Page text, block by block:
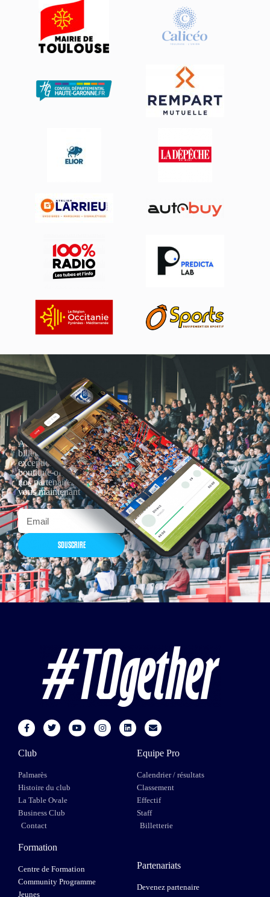
Actualités, nouveautés,
billetterie, remises
exceptionnelles dans la
boutique officielles & chez
nos partenaires… Inscrivez-
vous maintenant
SOUSCRIRE
Club
Palmarès
Histoire du club
La Table Ovale
Business Club
Contact
Equipe Pro
Calendrier / résultats
Classement
Effectif
Staff
Billetterie
Formation
Centre de Formation
Community Programme
Jeunes
Partenariats
Devenez partenaire